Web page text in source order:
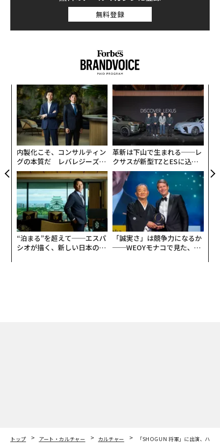
「SHOGUN 将軍」に出演、ハワイ在住俳優・平岳大「日本人俳優よ、いま
ハワイで112年の歴史を持つ日系新聞社「ハワイ報知」が突然の倒産
大谷選手はなぜ「ハワイ島」を選んだか 楽園の島のプライベートリゾー
ト事情
ハワイと広島、ブームの「おまかせ寿司」が繋ぐ意外な「絆」
ホノルルで「日本人の生徒が語学学校を買収」話題の主に話を聞いた
タグ： ドナルド・トランプ ハワイ ビザ/査証
advertisement
実践する、次世代ファームの
た「DISCOVER」の哲学